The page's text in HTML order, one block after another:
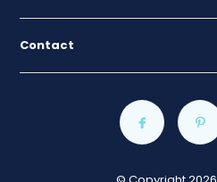
Contact